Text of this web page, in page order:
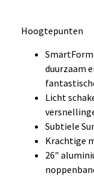
Hoogtepunten
duurzaam
Licht
Subtiele
Krachtige
26″